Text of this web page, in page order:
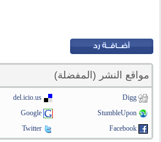
مواقع النشر (المفضلة)
Digg
del.icio.us
StumbleUpon
Google
Facebook
Twitter